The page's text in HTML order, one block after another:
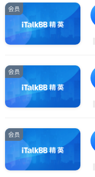
会员
会员
会员